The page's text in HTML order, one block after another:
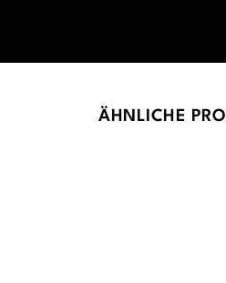
ÄHNLICHE